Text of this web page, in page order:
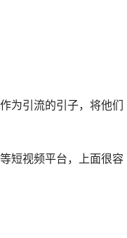
为引流的引子，将他们
短视频平台，上面很容